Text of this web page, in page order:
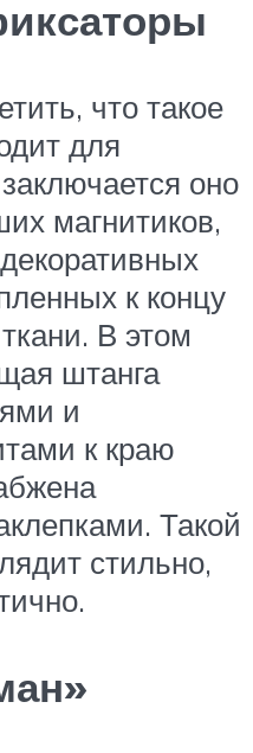
что такое
для
оно
магнитиков,
к концу
В этом
штанга
и
к краю
Такой
стильно,